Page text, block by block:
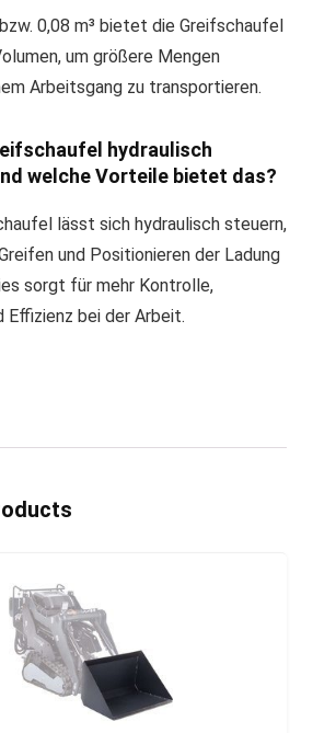
0,08 m³ bietet die Greifschaufel
um größere Mengen
Arbeitsgang zu transportieren.
hydraulisch
welche Vorteile bietet das?
lässt sich hydraulisch steuern,
und Positionieren der Ladung
sorgt für mehr Kontrolle,
Effizienz bei der Arbeit.